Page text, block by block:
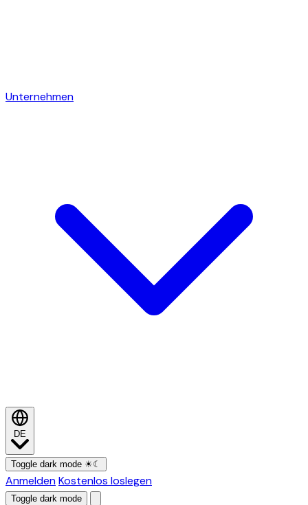
Unternehmen
DE
Toggle dark mode ☀☾
AnmeldenKostenlos loslegen
Toggle dark mode